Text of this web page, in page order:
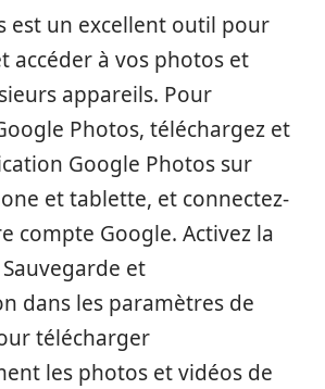
est un excellent outil pour
accéder à vos photos et
appareils. Pour
Photos, téléchargez et
Google Photos sur
et tablette, et connectez-
compte Google. Activez la
et
dans les paramètres de
télécharger
les photos et vidéos de